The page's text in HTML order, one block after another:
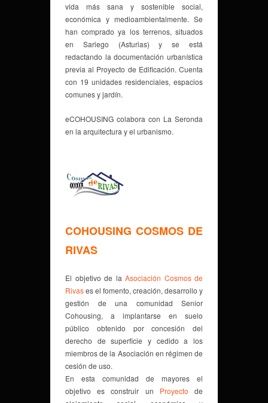
vida más sana y sostenible social,
económica y medioambientalmente. Se
han comprado ya los terrenos, situados
en Sariego (Asturias) y se está
redactando la documentación urbanística
previa al Proyecto de Edificación. Cuenta
con 19 unidades residenciales, espacios
comunes y jardín.
eCOHOUSING colabora con La Seronda
en la arquitectura y el urbanismo.
COHOUSING COSMOS DE
RIVAS
El objetivo de la Asociación Cosmos de
Rivases el fomento, creación, desarrollo y
gestión de una comunidad Senior
Cohousing, a implantarse en suelo
público obtenido por concesión del
derecho de superficie y cedido a los
miembros de la Asociación en régimen de
cesión de uso.
En esta comunidad de mayores el
objetivo es construir un Proyecto de